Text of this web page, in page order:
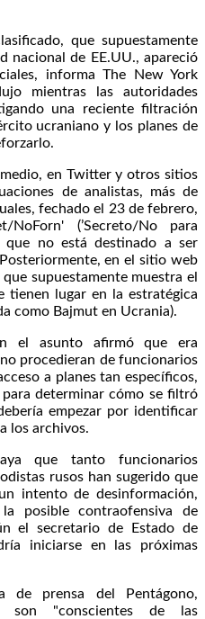
que supuestamente
nacional de EE.UU., apareció
informa The New York
mientras las autoridades
una reciente filtración
ucraniano y los planes de
en Twitter y otros sitios
de analistas, más de
fechado el 23 de febrero,
(’Secreto/No para
que no está destinado a ser
en el sitio web
supuestamente muestra el
tienen lugar en la estratégica
como Bajmut en Ucrania).
el asunto afirmó que era
procedieran de funcionarios
a planes tan específicos,
determinar cómo se filtró
empezar por identificar
los archivos.
que tanto funcionarios
rusos han sugerido que
intento de desinformación,
posible contraofensiva de
el secretario de Estado de
iniciarse en las próximas
de prensa del Pentágono,
son "conscientes de las